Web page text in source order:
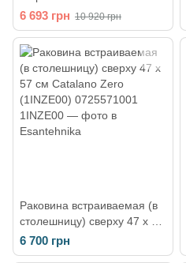
Sottopiano белая 1SOCN00
6 693 грн 10 920 грн
Раковина встраиваемая (в
столешницу) сверху 47 х 57
см Сatalano Zero (1INZE00)
0725571001
6 700 грн